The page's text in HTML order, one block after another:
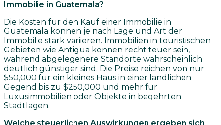
Immobilie in Guatemala?
Die Kosten für den Kauf einer Immobilie in
Guatemala können je nach Lage und Art der
Immobilie stark variieren. Immobilien in touristischen
Gebieten wie Antigua können recht teuer sein,
während abgelegenere Standorte wahrscheinlich
deutlich günstiger sind. Die Preise reichen von nur
$50,000 für ein kleines Haus in einer ländlichen
Gegend bis zu $250,000 und mehr für
Luxusimmobilien oder Objekte in begehrten
Stadtlagen.
Welche steuerlichen Auswirkungen ergeben sich